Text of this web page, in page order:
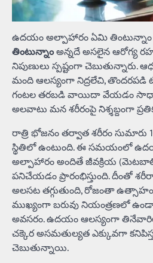
ఉదయం అల్పాహారం ఏమి తింటున్నాం
తింటున్నాంఅన్నదే అసలైన ఆరోగ్య
నిపుణులు స్పష్టంగా
మంది ఆలస్యంగా నిద్రలేచి,
గంటల తరబడి వాయిదా వేయడం
అలవాటు మన శరీరంపై నిశ్శబ్దంగా
రాత్రి భోజనం తర్వాత శరీరం సుమారు
స్థితిలో ఉంటుంది. ఈ సమయంలో
అల్పాహారం అందితే జీవక్రియ
పనిచేయడం ప్రారంభిస్తుంది. దీంతో
అలసట తగ్గుతుంది, రోజంతా
ముఖ్యంగా బరువు నియంత్రణలో
అవసరం. ఉదయం ఆలస్యంగా
చక్కెర అసమతుల్యత ఎక్కువగా
చెబుతున్నాయి.